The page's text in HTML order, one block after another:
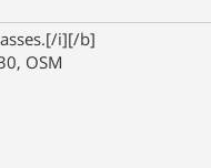
i][/b]
OSM